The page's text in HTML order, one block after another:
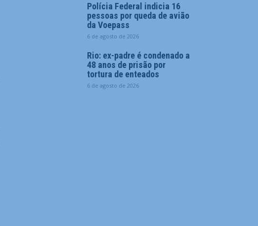
Polícia Federal indicia 16
pessoas por queda de avião
da Voepass
6 de agosto de 2026
Rio: ex-padre é condenado a
48 anos de prisão por
tortura de enteados
6 de agosto de 2026